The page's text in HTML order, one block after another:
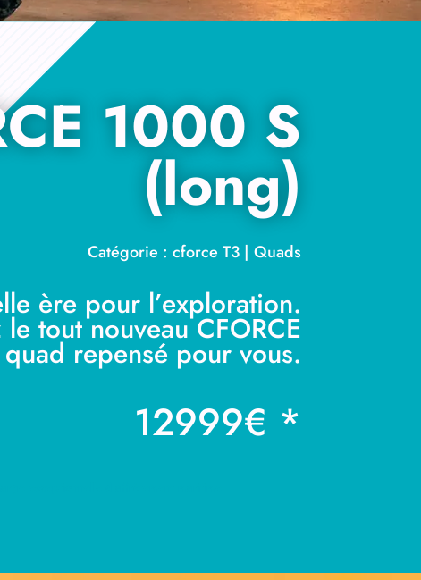
1000 S
(long)
Catégorie : cforce T3 | Quads
ère pour l’exploration.
tout nouveau CFORCE
repensé pour vous.
12999€ *